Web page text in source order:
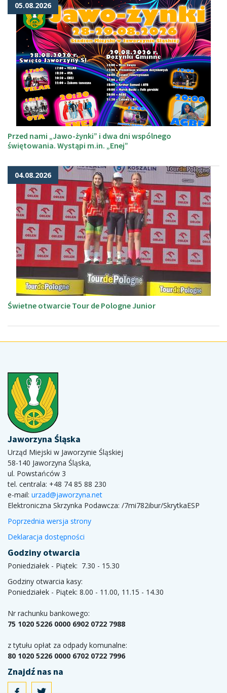
05.08.2026
Przed nami „Jawo-żynki” i dwa dni wspólnego
świętowania. Wystąpi m.in. „Enej”
04.08.2026
Świetne otwarcie Tour de Pologne Junior
Jaworzyna Śląska
Urząd Miejski w Jaworzynie Śląskiej
58-140 Jaworzyna Śląska,
ul. Powstańców 3
tel. centrala: +48 74 85 88 230
e-mail: urzad@jaworzyna.net
Elektroniczna Skrzynka Podawcza: /7mi782ibur/SkrytkaESP
Poprzednia wersja strony
Deklaracja dostępności
Godziny otwarcia
Poniedziałek - Piątek: 7.30 - 15.30
Godziny otwarcia kasy:
Poniedziałek - Piątek: 8.00 - 11.00, 11.15 - 14.30
Nr rachunku bankowego:
75 1020 5226 0000 6902 0722 7988
z tytułu opłat za odpady komunalne:
80 1020 5226 0000 6702 0722 7996
Znajdź nas na